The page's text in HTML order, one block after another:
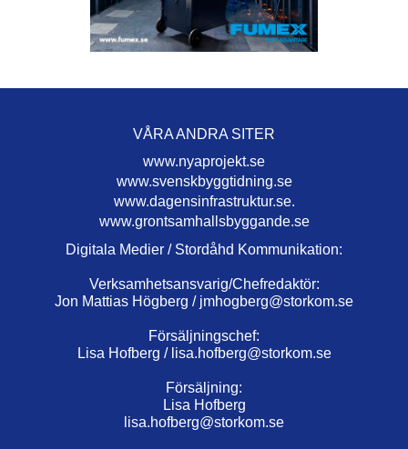
VÅRA ANDRA SITER
www.nyaprojekt.se
www.svenskbyggtidning.se
www.dagensinfrastruktur.se.
www.grontsamhallsbyggande.se
Digitala Medier / Stordåhd Kommunikation:
Verksamhetsansvarig/Chefredaktör:
Jon Mattias Högberg / jmhogberg@storkom.se
Försäljningschef:
Lisa Hofberg / lisa.hofberg@storkom.se
Försäljning:
Lisa Hofberg
lisa.hofberg@storkom.se